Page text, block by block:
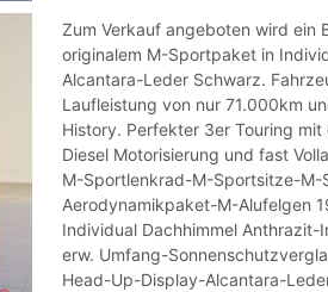
Zum Verkauf angeboten wird ein
originalem M-Sportpaket in
Alcantara-Leder Schwarz.
Laufleistung von nur 71.000km
History. Perfekter 3er Touring
Diesel Motorisierung und fast
M-Sportlenkrad-M-Sportsitze-
Aerodynamikpaket-M-Alufelgen
Individual Dachhimmel
erw. Umfang-
Head-Up-Display-Alcantara-